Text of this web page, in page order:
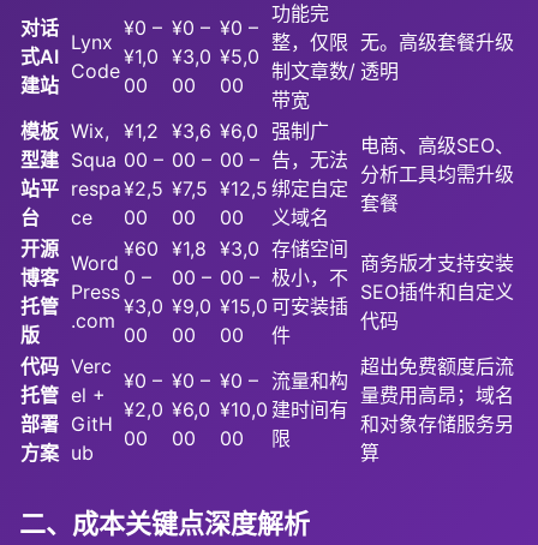
对话
式AI
建站
Lynx
Code
¥0 –
¥1,0
00
¥0 –
¥3,0
00
¥0 –
¥5,0
00
功能完
整，仅限
制文章数/
带宽
无。高级套餐升级
透明
模板
型建
站平
台
Wix,
Squa
respa
ce
¥1,2
00 –
¥2,5
00
¥3,6
00 –
¥7,5
00
¥6,0
00 –
¥12,5
00
强制广
告，无法
绑定自定
义域名
电商、高级SEO、
分析工具均需升级
套餐
开源
博客
托管
版
Word
Press
.com
¥60
0 –
¥3,0
00
¥1,8
00 –
¥9,0
00
¥3,0
00 –
¥15,0
00
存储空间
极小，不
可安装插
件
商务版才支持安装
SEO插件和自定义
代码
代码
托管
部署
方案
Verc
el +
GitH
ub
¥0 –
¥2,0
00
¥0 –
¥6,0
00
¥0 –
¥10,0
00
流量和构
建时间有
限
超出免费额度后流
量费用高昂；域名
和对象存储服务另
算
二、成本关键点深度解析